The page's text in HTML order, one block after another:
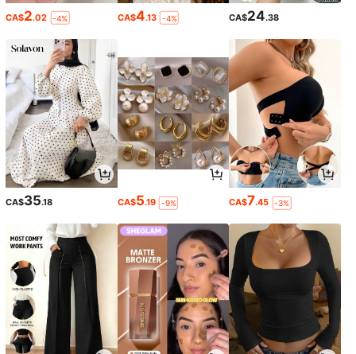
CA$2.02 -4% CA$4.13 -4% CA$24.38
CA$35.18 CA$5.19 -9% CA$7.45 -3%